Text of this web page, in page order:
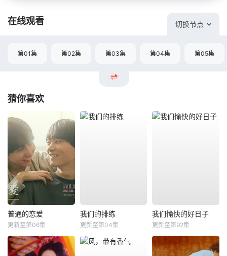
在线观看 切换节点
第01集 第02集 第03集 第04集 第05集
猜你喜欢
普通的恋爱
更新至第06集
我们的排练
更新至第04集
我们愉快的好日子
更新至第92集